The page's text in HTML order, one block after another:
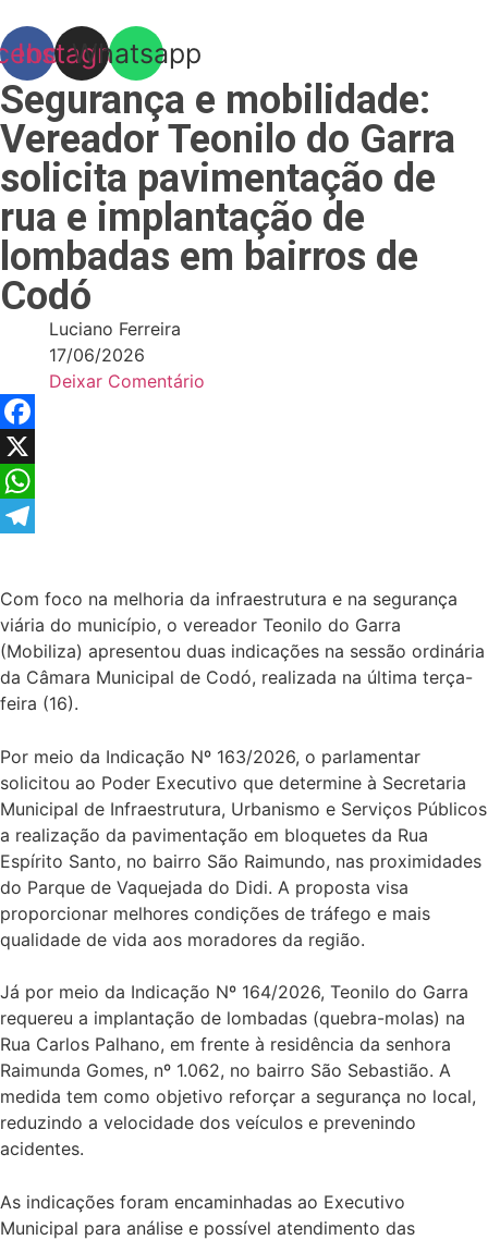
to
content
Instagram
Whatsapp
Segurança e mobilidade:
Vereador Teonilo do Garra
solicita pavimentação de
rua e implantação de
lombadas em bairros de
Codó
Luciano Ferreira
17/06/2026
Deixar Comentário
Facebook
X
WhatsApp
Com foco na melhoria da infraestrutura e na segurança
viária do município, o vereador Teonilo do Garra
(Mobiliza) apresentou duas indicações na sessão ordinária
da Câmara Municipal de Codó, realizada na última terça-
feira (16).
Por meio da Indicação Nº 163/2026, o parlamentar
solicitou ao Poder Executivo que determine à Secretaria
Municipal de Infraestrutura, Urbanismo e Serviços Públicos
a realização da pavimentação em bloquetes da Rua
Espírito Santo, no bairro São Raimundo, nas proximidades
do Parque de Vaquejada do Didi. A proposta visa
proporcionar melhores condições de tráfego e mais
qualidade de vida aos moradores da região.
Já por meio da Indicação Nº 164/2026, Teonilo do Garra
requereu a implantação de lombadas (quebra-molas) na
Rua Carlos Palhano, em frente à residência da senhora
Raimunda Gomes, nº 1.062, no bairro São Sebastião. A
medida tem como objetivo reforçar a segurança no local,
reduzindo a velocidade dos veículos e prevenindo
acidentes.
As indicações foram encaminhadas ao Executivo
Municipal para análise e possível atendimento das